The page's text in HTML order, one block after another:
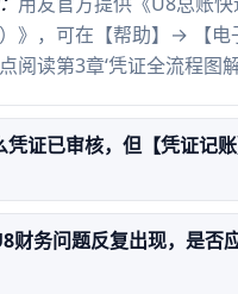
）》，可在【帮助】→ 【
阅读第3章‘凭证全流程图解
凭证已审核，但【凭证记
财务问题反复出现，是否